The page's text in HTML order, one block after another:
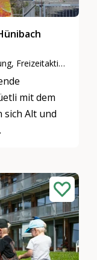
Generationenverbindende Betreuung, Freizeitaktivitäten & Spiele, Gemeinnütziges Engagement
mit dem
sich Alt und